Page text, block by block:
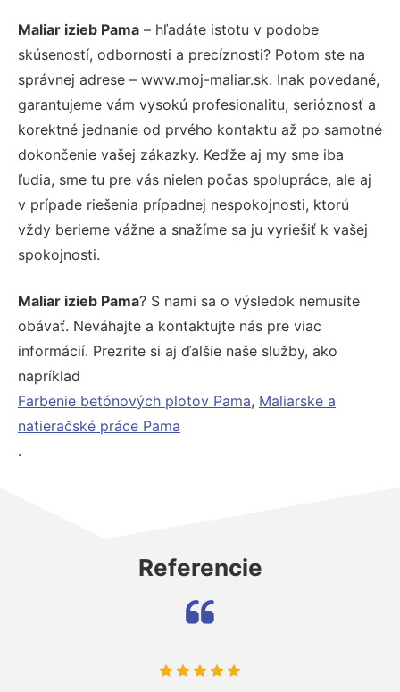
Maliar izieb Pama – hľadáte istotu v podobe
skúseností, odbornosti a precíznosti? Potom ste na
správnej adrese – www.moj-maliar.sk. Inak povedané,
garantujeme vám vysokú profesionalitu, serióznosť a
korektné jednanie od prvého kontaktu až po samotné
dokončenie vašej zákazky. Keďže aj my sme iba
ľudia, sme tu pre vás nielen počas spolupráce, ale aj
v prípade riešenia prípadnej nespokojnosti, ktorú
vždy berieme vážne a snažíme sa ju vyriešiť k vašej
spokojnosti.
Maliar izieb Pama? S nami sa o výsledok nemusíte
obávať. Neváhajte a kontaktujte nás pre viac
informácií. Prezrite si aj ďalšie naše služby, ako
napríklad
Farbenie betónových plotov Pama, Maliarske a
natieračské práce Pama
.
Referencie